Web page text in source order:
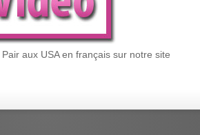
aux USA en français sur notre site